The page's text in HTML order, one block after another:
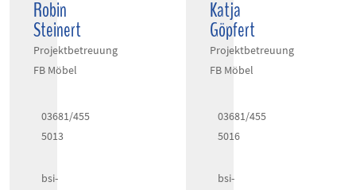
Robin
Steinert
Projektbetreuung
FB Möbel
03681/455
5013
bsi-
Katja
Göpfert
Projektbetreuung
FB Möbel
03681/455
5016
bsi-